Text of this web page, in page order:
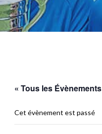
« Tous les Évènements
Cet évènement est passé